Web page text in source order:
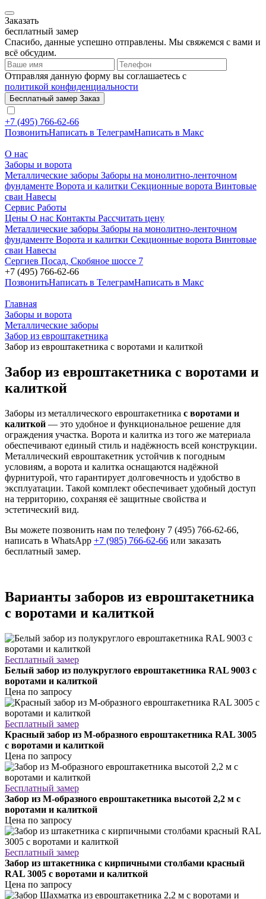
Заказать
бесплатный замер
Спасибо, данные успешно отправлены. Мы свяжемся с вами и
всё обсудим.
Отправляя данную форму вы соглашаетесь с
политикой конфиденциальности
Бесплатный замер Заказ
+7 (495) 766-62-66
ПозвонитьНаписать в ТелеграмНаписать в Макс
О нас
Заборы и ворота
Металлические заборы Заборы на монолитно-ленточном
фундаменте Ворота и калитки Секционные ворота Винтовые
сваи Навесы
Сервис Работы
Цены О нас Контакты Рассчитать цену
Металлические заборы Заборы на монолитно-ленточном
фундаменте Ворота и калитки Секционные ворота Винтовые
сваи Навесы
Сергиев Посад, Скобяное шоссе 7
+7 (495) 766-62-66
ПозвонитьНаписать в ТелеграмНаписать в Макс
Главная
Заборы и ворота
Металлические заборы
Забор из евроштакетника
Забор из евроштакетника с воротами и калиткой
Забор из евроштакетника с воротами и
калиткой
Заборы из металлического евроштакетника с воротами и
калиткой — это удобное и функциональное решение для
ограждения участка. Ворота и калитка из того же материала
обеспечивают единый стиль и надёжность всей конструкции.
Металлический евроштакетник устойчив к погодным
условиям, а ворота и калитка оснащаются надёжной
фурнитурой, что гарантирует долговечность и удобство в
эксплуатации. Такой комплект обеспечивает удобный доступ
на территорию, сохраняя её защитные свойства и
эстетический вид.
Вы можете позвонить нам по телефону 7 (495) 766-62-66,
написать в WhatsApp +7 (985) 766-62-66 или заказать
бесплатный замер.
Варианты заборов из евроштакетника
с воротами и калиткой
Бесплатный замер
Белый забор из полукруглого евроштакетника RAL 9003 с
воротами и калиткой
Цена по запросу
Бесплатный замер
Красный забор из М-образного евроштакетника RAL 3005
с воротами и калиткой
Цена по запросу
Бесплатный замер
Забор из М-образного евроштакетника высотой 2,2 м с
воротами и калиткой
Цена по запросу
Бесплатный замер
Забор из штакетника с кирпичными столбами красный
RAL 3005 с воротами и калиткой
Цена по запросу